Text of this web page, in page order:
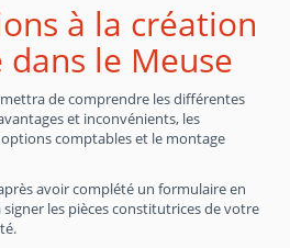
à la création
dans le Meuse
de comprendre les différentes
et inconvénients, les
comptables et le montage
avoir complété un formulaire en
signer les pièces constitutrices de votre